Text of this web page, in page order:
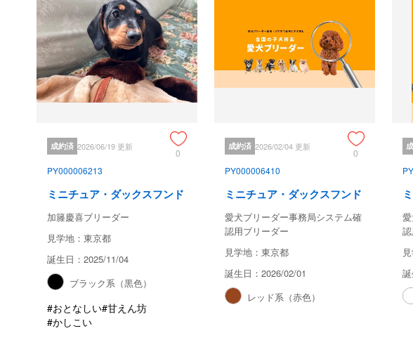
成約済 2026/06/19 更新
0
PY000006213
ミニチュア・ダックスフンド
加籐慶喜ブリーダー
見学地：東京都
誕生日：2025/11/04
ブラック系（黒色）
#おとなしい#甘えん坊
#かしこい
成約済 2026/02/04 更新
0
PY000006410
ミニチュア・ダックスフンド
愛犬ブリーダー事務局システム確
認用ブリーダー
見学地：東京都
誕生日：2026/02/01
レッド系（赤色）